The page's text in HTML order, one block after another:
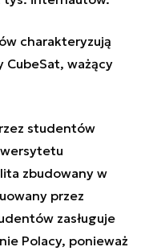
charakteryzują
CubeSat, ważący
studentów
zbudowany w
przez
zasługuje
Polacy, ponieważ